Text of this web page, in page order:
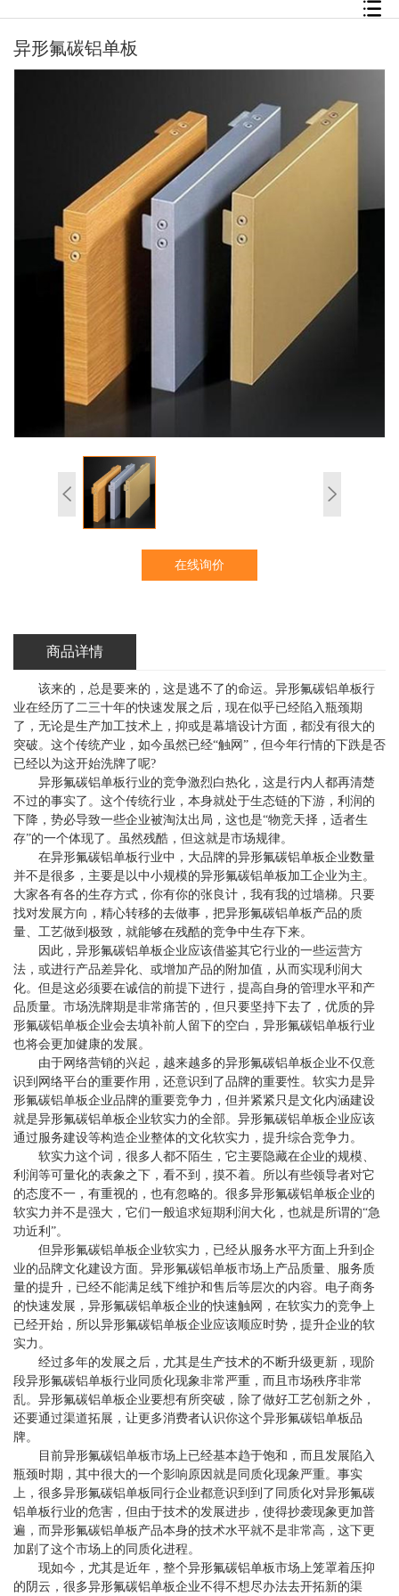
异形氟碳铝单板
在线询价
商品详情
该来的，总是要来的，这是逃不了的命运。异形氟碳铝单板行
业在经历了二三十年的快速发展之后，现在似乎已经陷入瓶颈期
了，无论是生产加工技术上，抑或是幕墙设计方面，都没有很大的
突破。这个传统产业，如今虽然已经“触网”，但今年行情的下跌是否
已经以为这开始洗牌了呢?
异形氟碳铝单板行业的竞争激烈白热化，这是行内人都再清楚
不过的事实了。这个传统行业，本身就处于生态链的下游，利润的
下降，势必导致一些企业被淘汰出局，这也是“物竞天择，适者生
存”的一个体现了。虽然残酷，但这就是市场规律。
在异形氟碳铝单板行业中，大品牌的异形氟碳铝单板企业数量
并不是很多，主要是以中小规模的异形氟碳铝单板加工企业为主。
大家各有各的生存方式，你有你的张良计，我有我的过墙梯。只要
找对发展方向，精心转移的去做事，把异形氟碳铝单板产品的质
量、工艺做到极致，就能够在残酷的竞争中生存下来。
因此，异形氟碳铝单板企业应该借鉴其它行业的一些运营方
法，或进行产品差异化、或增加产品的附加值，从而实现利润大
化。但是这必须要在诚信的前提下进行，提高自身的管理水平和产
品质量。市场洗牌期是非常痛苦的，但只要坚持下去了，优质的异
形氟碳铝单板企业会去填补前人留下的空白，异形氟碳铝单板行业
也将会更加健康的发展。
由于网络营销的兴起，越来越多的异形氟碳铝单板企业不仅意
识到网络平台的重要作用，还意识到了品牌的重要性。软实力是异
形氟碳铝单板企业品牌的重要竞争力，但并紧紧只是文化内涵建设
就是异形氟碳铝单板企业软实力的全部。异形氟碳铝单板企业应该
通过服务建设等构造企业整体的文化软实力，提升综合竞争力。
软实力这个词，很多人都不陌生，它主要隐藏在企业的规模、
利润等可量化的表象之下，看不到，摸不着。所以有些领导者对它
的态度不一，有重视的，也有忽略的。很多异形氟碳铝单板企业的
软实力并不是强大，它们一般追求短期利润大化，也就是所谓的“急
功近利”。
但异形氟碳铝单板企业软实力，已经从服务水平方面上升到企
业的品牌文化建设方面。异形氟碳铝单板市场上产品质量、服务质
量的提升，已经不能满足线下维护和售后等层次的内容。电子商务
的快速发展，异形氟碳铝单板企业的快速触网，在软实力的竞争上
已经开始，所以异形氟碳铝单板企业应该顺应时势，提升企业的软
实力。
经过多年的发展之后，尤其是生产技术的不断升级更新，现阶
段异形氟碳铝单板行业同质化现象非常严重，而且市场秩序非常
乱。异形氟碳铝单板企业要想有所突破，除了做好工艺创新之外，
还要通过渠道拓展，让更多消费者认识你这个异形氟碳铝单板品
牌。
目前异形氟碳铝单板市场上已经基本趋于饱和，而且发展陷入
瓶颈时期，其中很大的一个影响原因就是同质化现象严重。事实
上，很多异形氟碳铝单板同行企业都意识到到了同质化对异形氟碳
铝单板行业的危害，但由于技术的发展进步，使得抄袭现象更加普
遍，而异形氟碳铝单板产品本身的技术水平就不是非常高，这下更
加剧了这个市场上的同质化进程。
现如今，尤其是近年，整个异形氟碳铝单板市场上笼罩着压抑
的阴云，很多异形氟碳铝单板企业不得不想尽办法去开拓新的渠